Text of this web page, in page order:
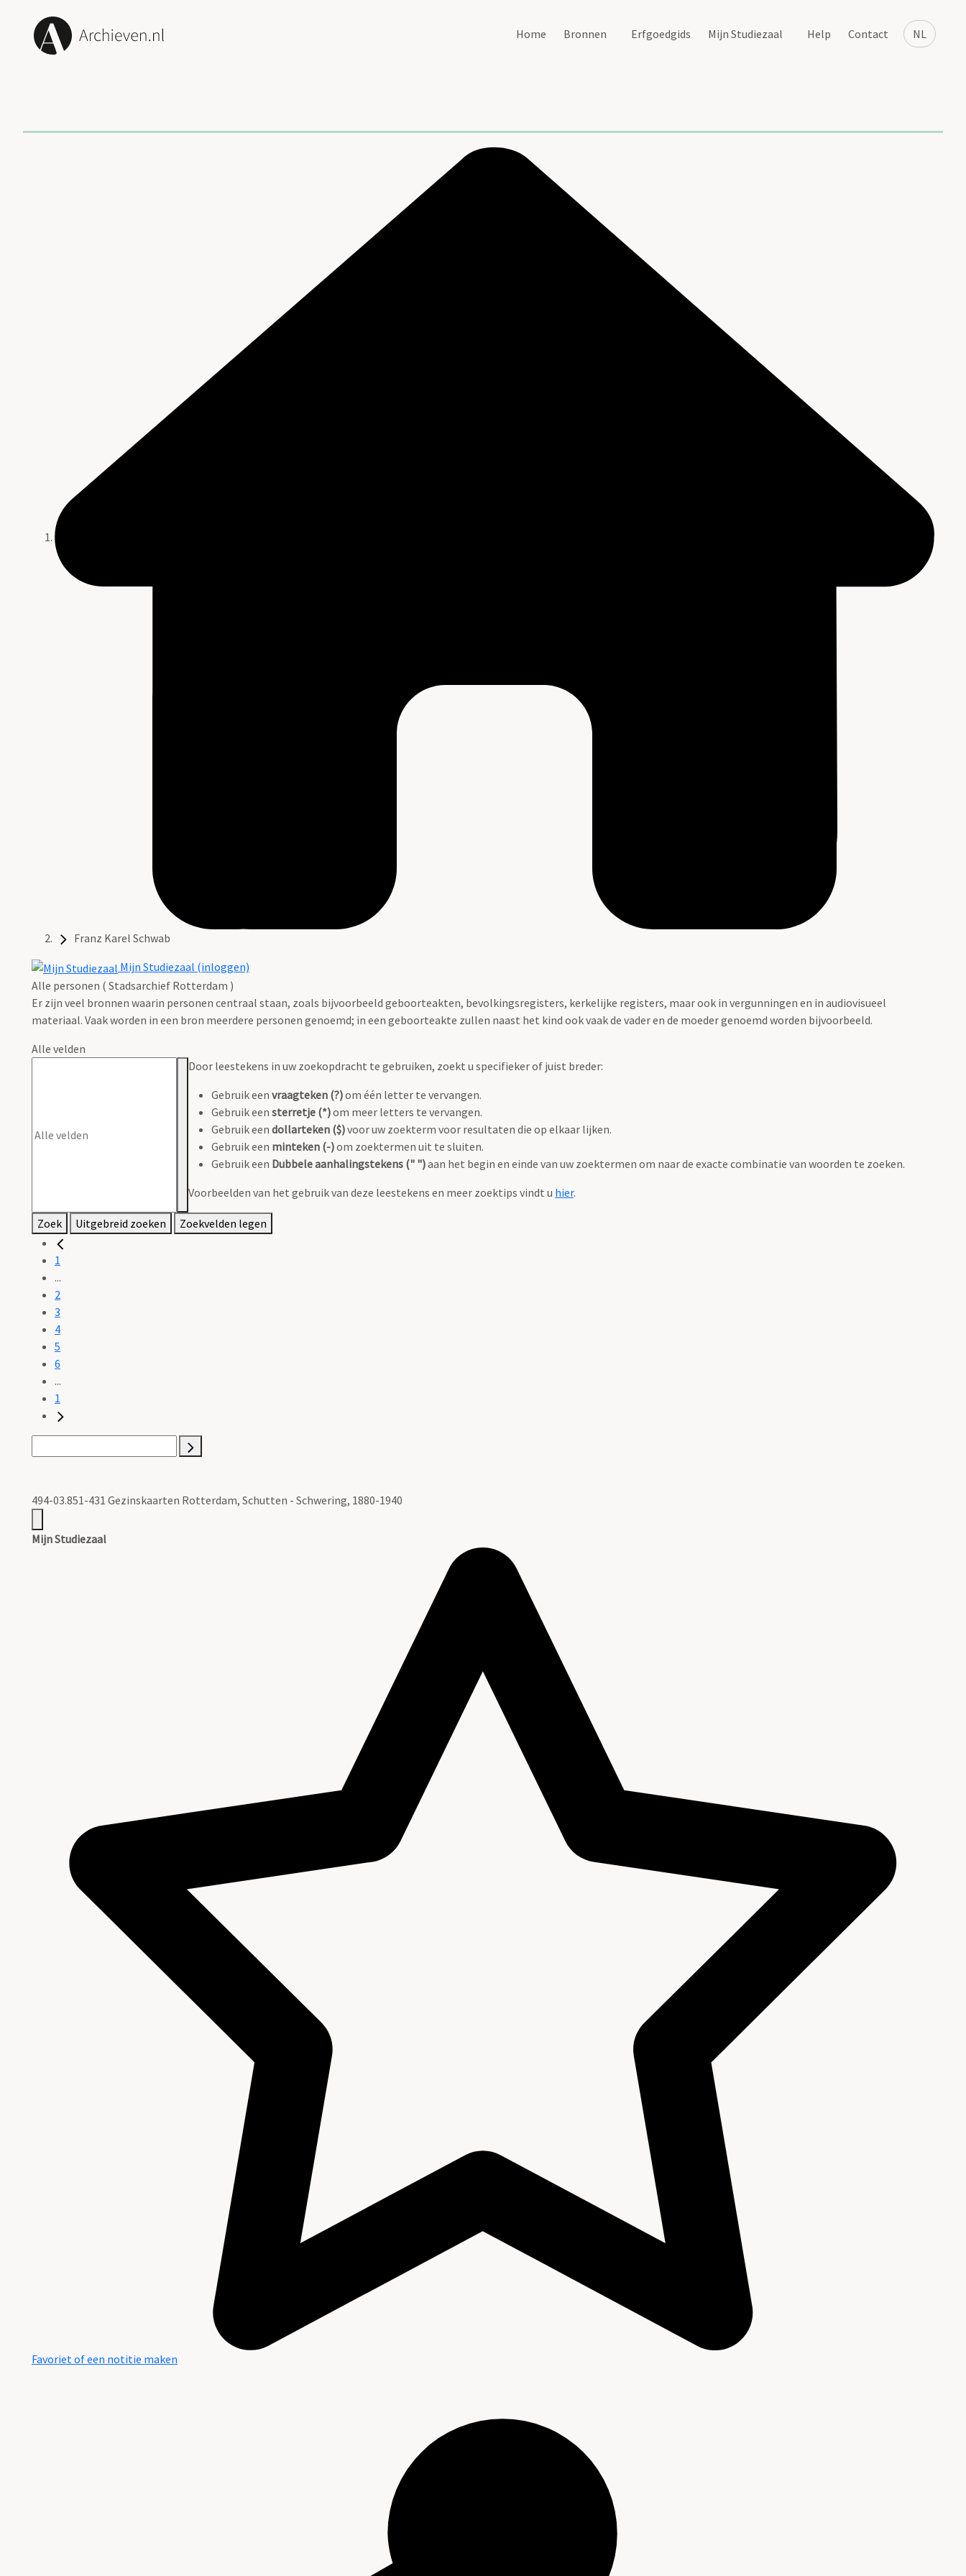
NL
Home Bronnen Erfgoedgids Mijn Studiezaal Help Contact
Franz Karel Schwab
Mijn Studiezaal (inloggen)
Alle personen ( Stadsarchief Rotterdam )
Er zijn veel bronnen waarin personen centraal staan, zoals bijvoorbeeld geboorteakten, bevolkingsregisters, kerkelijke registers, maar ook in vergunningen en in audiovisueel
materiaal. Vaak worden in een bron meerdere personen genoemd; in een geboorteakte zullen naast het kind ook vaak de vader en de moeder genoemd worden bijvoorbeeld.
Alle velden
Door leestekens in uw zoekopdracht te gebruiken, zoekt u specifieker of juist breder:
Gebruik een vraagteken (?)om één letter te vervangen.
Gebruik een sterretje (*)om meer letters te vervangen.
Gebruik een dollarteken ($)voor uw zoekterm voor resultaten die op elkaar lijken.
Gebruik een minteken (-)om zoektermen uit te sluiten.
Gebruik een Dubbele aanhalingstekens (" ")aan het begin en einde van uw zoektermen om naar de exacte combinatie van woorden te zoeken.
Voorbeelden van het gebruik van deze leestekens en meer zoektips vindt u hier.
Zoek Uitgebreid zoeken Zoekvelden legen
1
...
2
3
4
5
6
...
1
494-03.851-431 Gezinskaarten Rotterdam, Schutten - Schwering, 1880-1940
Mijn Studiezaal
Favoriet of een notitie maken